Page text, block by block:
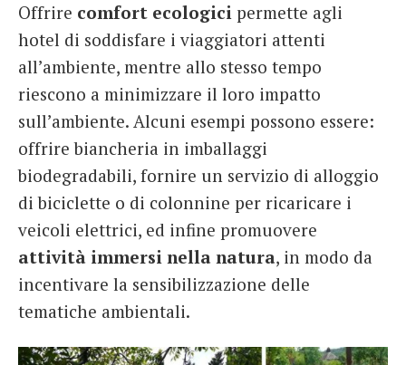
Offrire comfort ecologici permette agli
hotel di soddisfare i viaggiatori attenti
all’ambiente, mentre allo stesso tempo
riescono a minimizzare il loro impatto
sull’ambiente. Alcuni esempi possono essere:
offrire biancheria in imballaggi
biodegradabili, fornire un servizio di alloggio
di biciclette o di colonnine per ricaricare i
veicoli elettrici, ed infine promuovere
attività immersi nella natura, in modo da
incentivare la sensibilizzazione delle
tematiche ambientali.